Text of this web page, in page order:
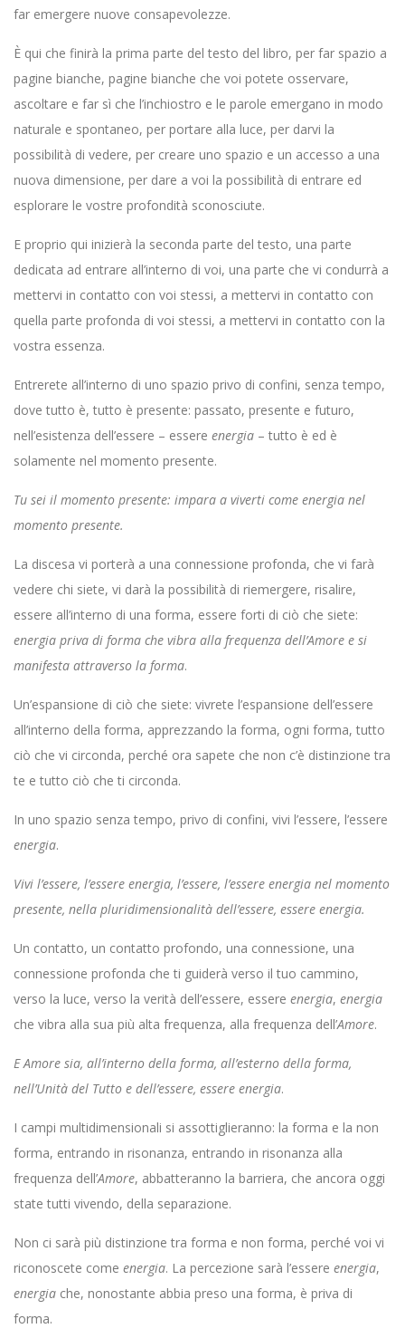
far emergere nuove consapevolezze.
È qui che finirà la prima parte del testo del libro, per far spazio a
pagine bianche, pagine bianche che voi potete osservare,
ascoltare e far sì che l’inchiostro e le parole emergano in modo
naturale e spontaneo, per portare alla luce, per darvi la
possibilità di vedere, per creare uno spazio e un accesso a una
nuova dimensione, per dare a voi la possibilità di entrare ed
esplorare le vostre profondità sconosciute.
E proprio qui inizierà la seconda parte del testo, una parte
dedicata ad entrare all’interno di voi, una parte che vi condurrà a
mettervi in contatto con voi stessi, a mettervi in contatto con
quella parte profonda di voi stessi, a mettervi in contatto con la
vostra essenza.
Entrerete all’interno di uno spazio privo di confini, senza tempo,
dove tutto è, tutto è presente: passato, presente e futuro,
nell’esistenza dell’essere – essere energia – tutto è ed è
solamente nel momento presente.
Tu sei il momento presente: impara a viverti come energia nel
momento presente.
La discesa vi porterà a una connessione profonda, che vi farà
vedere chi siete, vi darà la possibilità di riemergere, risalire,
essere all’interno di una forma, essere forti di ciò che siete:
energia priva di forma che vibra alla frequenza dell’Amore e si
manifesta attraverso la forma.
Un’espansione di ciò che siete: vivrete l’espansione dell’essere
all’interno della forma, apprezzando la forma, ogni forma, tutto
ciò che vi circonda, perché ora sapete che non c’è distinzione tra
te e tutto ciò che ti circonda.
In uno spazio senza tempo, privo di confini, vivi l’essere, l’essere
energia.
Vivi l’essere, l’essere energia, l’essere, l’essere energia nel momento
presente, nella pluridimensionalità dell’essere, essere energia.
Un contatto, un contatto profondo, una connessione, una
connessione profonda che ti guiderà verso il tuo cammino,
verso la luce, verso la verità dell’essere, essere energia, energia
che vibra alla sua più alta frequenza, alla frequenza dell’Amore.
E Amore sia, all’interno della forma, all’esterno della forma,
nell’Unità del Tutto e dell’essere, essere energia.
I campi multidimensionali si assottiglieranno: la forma e la non
forma, entrando in risonanza, entrando in risonanza alla
frequenza dell’Amore, abbatteranno la barriera, che ancora oggi
state tutti vivendo, della separazione.
Non ci sarà più distinzione tra forma e non forma, perché voi vi
riconoscete come energia. La percezione sarà l’essere energia,
energia che, nonostante abbia preso una forma, è priva di
forma.